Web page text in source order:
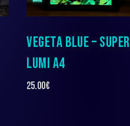
VEGETA BLUE – SUPER
LUMI A4
25.00€